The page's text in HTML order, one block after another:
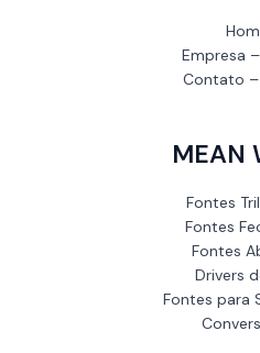
Empresa
Contato –
MEAN
Fontes
Fontes
Fontes
Drivers
Fontes para